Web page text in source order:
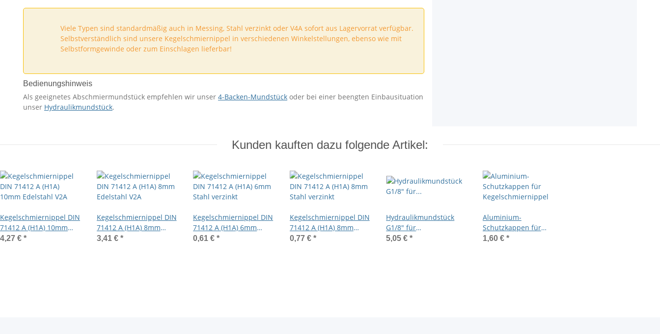
Viele Typen sind standardmäßig auch in Messing, Stahl verzinkt oder V4A sofort aus Lagervorrat verfügbar.
Selbstverständlich sind unsere Kegelschmiernippel in verschiedenen Winkelstellungen, ebenso wie mit
Selbstformgewinde oder zum Einschlagen lieferbar!
Bedienungshinweis
Als geeignetes Abschmiermundstück empfehlen wir unser 4-Backen-Mundstück oder bei einer beengten Einbausituation
unser Hydraulikmundstück.
Kunden kauften dazu folgende Artikel:
Kegelschmiernippel DIN
71412 A (H1A) 10mm
Edelstahl V2A
4,27 € *
Kegelschmiernippel DIN
71412 A (H1A) 8mm
Edelstahl V2A
3,41 € *
Kegelschmiernippel DIN
71412 A (H1A) 6mm
Stahl verzinkt
0,61 €*
Kegelschmiernippel DIN
71412 A (H1A) 8mm
Stahl verzinkt
0,77 € *
Hydraulikmundstück
G1/8" für
Kegelschmiernippel
5,05 €*
Aluminium-
Schutzkappen für
Kegelschmiernippel
1,60 € *